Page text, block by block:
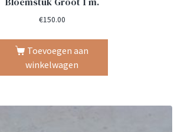
€150.00
Toevoegen aan
winkelwagen